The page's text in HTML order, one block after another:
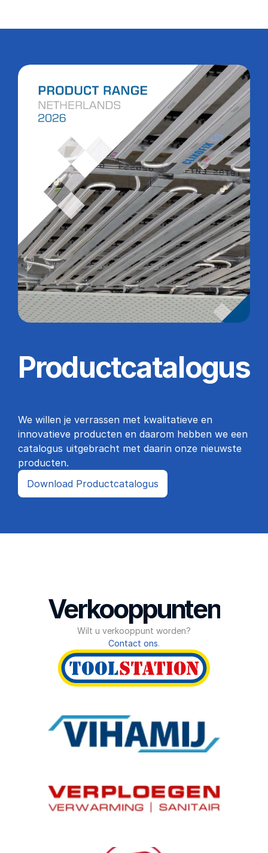
Productcatalogus
We willen je verrassen met kwalitatieve en
innovatieve producten en daarom hebben we een
catalogus uitgebracht met daarin onze nieuwste
producten.
Download Productcatalogus
Verkooppunten
Wilt u verkooppunt worden?
Contact ons.